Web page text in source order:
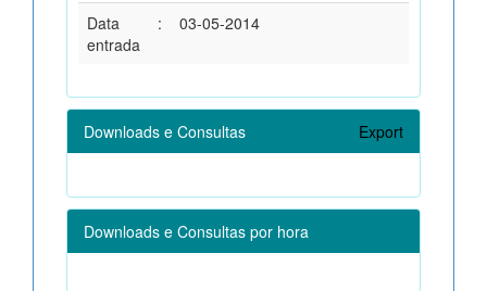
Data
entrada
: 03-05-2014
Downloads e Consultas Export
Downloads e Consultas por hora